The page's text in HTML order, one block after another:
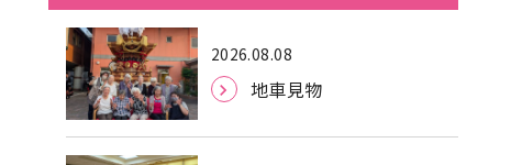
2026.08.08
地車見物